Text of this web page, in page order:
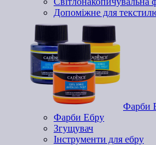
Допоміжне для
Фарби
Фарби Ебру
Згущувач
Інструменти для ебру